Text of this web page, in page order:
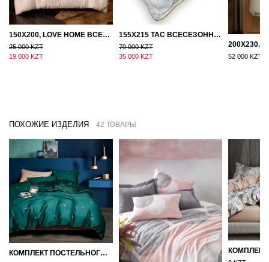
150Х200, LOVE HOME ВСЕСЕЗОННОЕ ОДЕЯЛО ИЗ ХЛОПКА С НАПОЛНИТЕЛЕМ МИКРОГЕЛЬ
25 000 KZT
19 000 KZT
155Х215 TAC ВСЕСЕЗОННОЕ ХЛОПКОВОЕ ОДЕЯЛО ИЗ БАМБУКОВОГО ВОЛОКНА
70 000 KZT
35 000 KZT
52 000 KZT
ПОХОЖИЕ ИЗДЕЛИЯ 42 ТОВАРЫ
КОМПЛЕКТ ПОСТЕЛЬНОГО БЕЛЬЯ СЕМЕЙНЫЙ (2 ПОДОДЕЯЛЬНИКА) ЕГИПЕДСКИЙ ХЛОПОК ПЧЕЛКИ